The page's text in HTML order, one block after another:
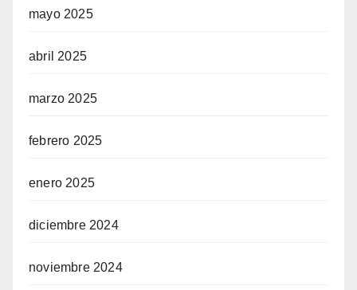
mayo 2025
abril 2025
marzo 2025
febrero 2025
enero 2025
diciembre 2024
noviembre 2024